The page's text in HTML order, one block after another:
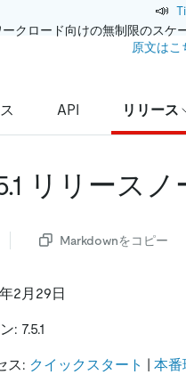
📣
クロード向けの無制限のス
原文はこ
API リリース
リリースノ
Markdownをコピー
2月29日
: 7.5.1
ス: クイックスタート | 本番